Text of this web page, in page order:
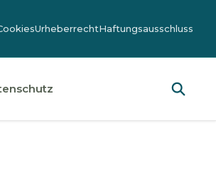
UrheberrechtHaftungsausschluss